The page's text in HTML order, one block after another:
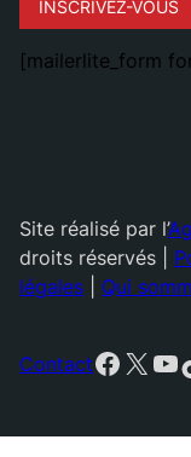
INSCRIVEZ-VOUS
[mailerlite_form
Site réalisé par l’
droits réservés |
légales
Qui
Contact X